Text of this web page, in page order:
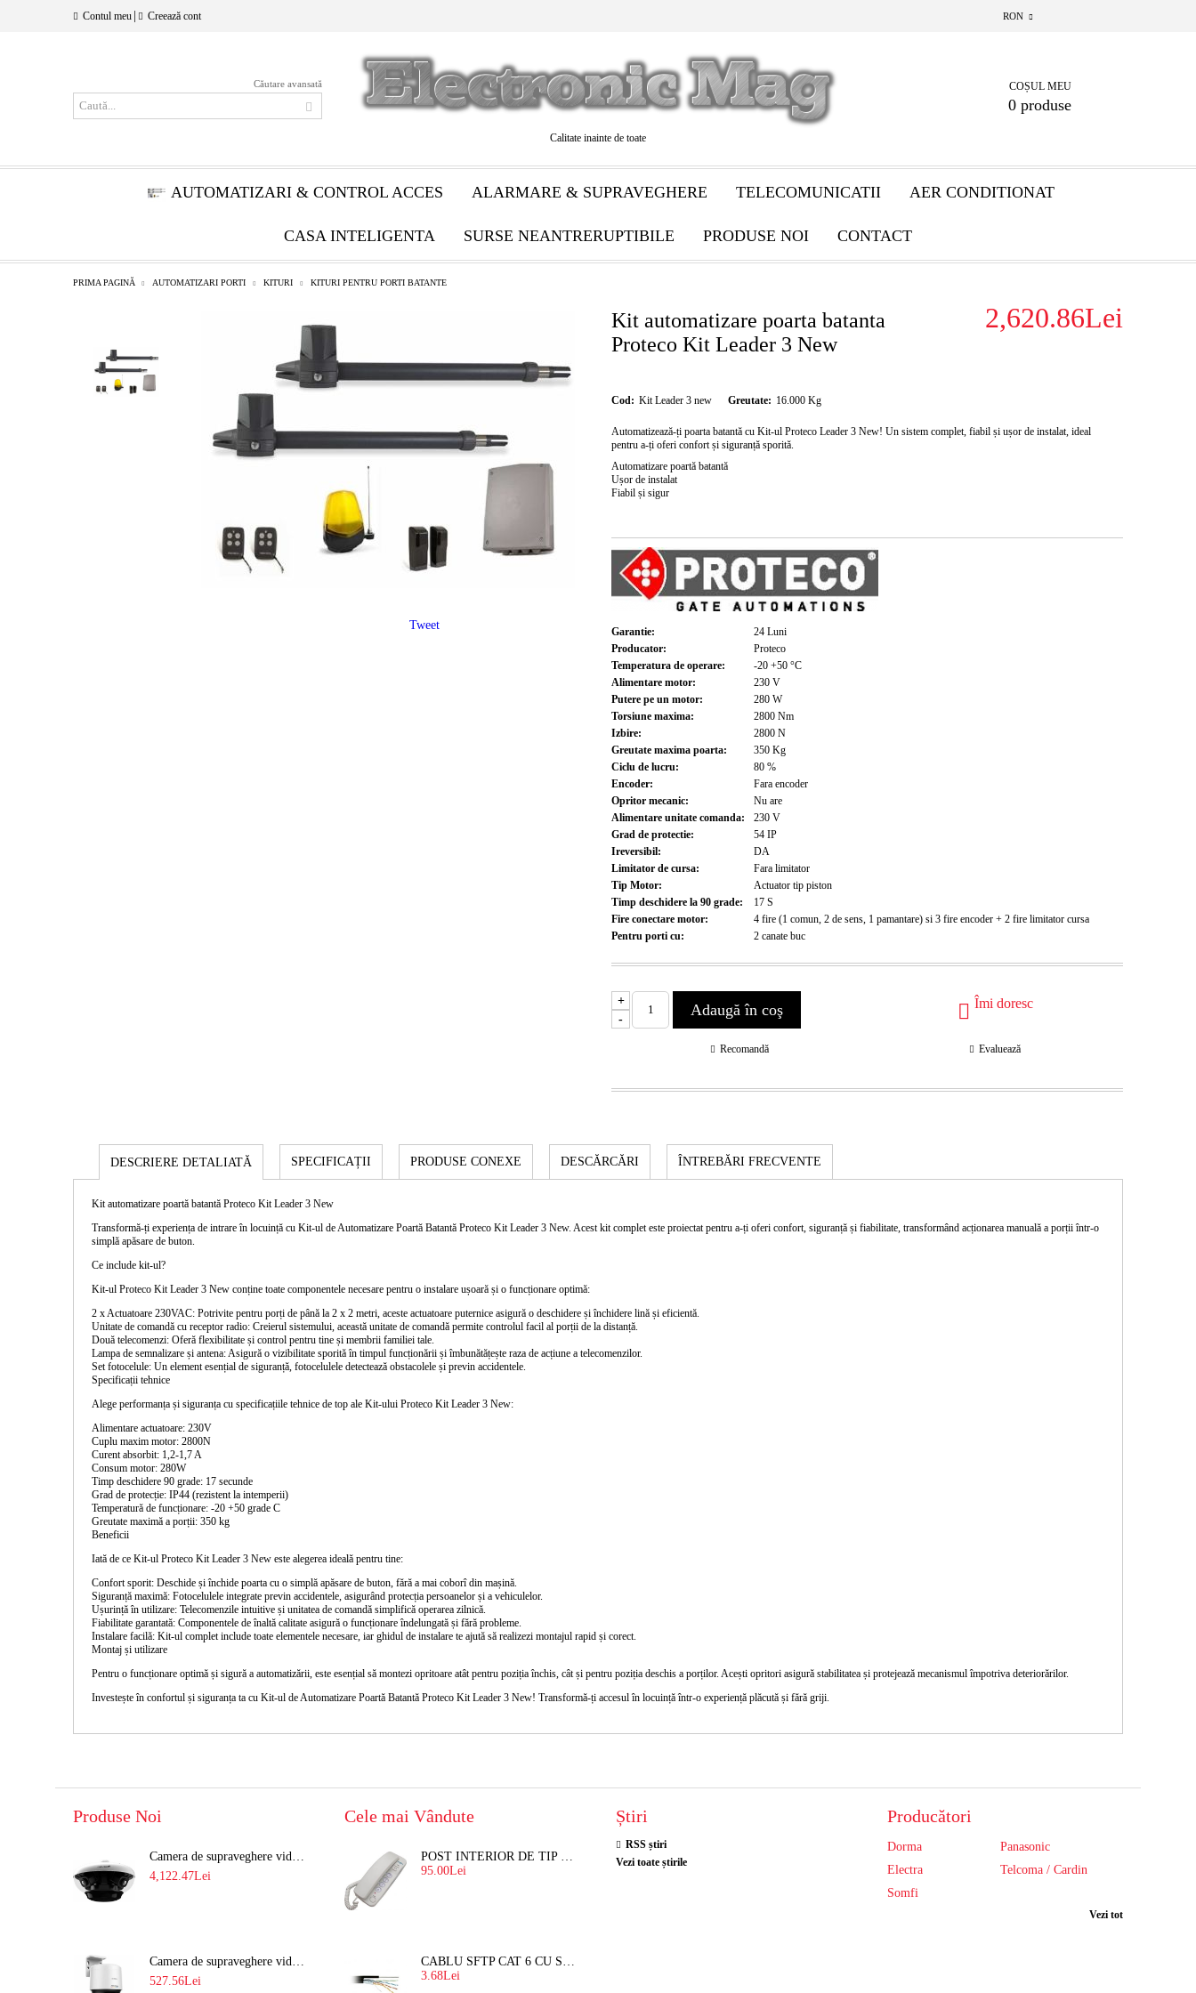
Contul meu Creează cont RON
Căutare avansată
Calitate inainte de toate
COȘUL MEU
0 produse
AUTOMATIZARI & CONTROL ACCES ALARMARE & SUPRAVEGHERE TELECOMUNICATII AER CONDITIONAT
CASA INTELIGENTA SURSE NEANTRERUPTIBILE PRODUSE NOI CONTACT
PRIMA PAGINĂ AUTOMATIZARI PORTI KITURI KITURI PENTRU PORTI BATANTE
Kit automatizare poarta batanta
Proteco Kit Leader 3 New
2,620.86Lei
Cod: Kit Leader 3 new Greutate: 16.000 Kg
Automatizează-ți poarta batantă cu Kit-ul Proteco Leader 3 New! Un sistem complet, fiabil și ușor de instalat, ideal
pentru a-ți oferi confort și siguranță sporită.
Automatizare poartă batantă
Ușor de instalat
Fiabil și sigur
Garantie: 24 Luni
Producator:
Proteco
Temperatura de operare:
-20 +50 °C
Alimentare motor:
230 V
Putere pe un motor:
280 W
Torsiune maxima:
2800 Nm
Izbire:
2800 N
Greutate maxima poarta:
350 Kg
Ciclu de lucru:
80 %
Encoder:
Fara encoder
Opritor mecanic:
Nu are
Alimentare unitate comanda:
230 V
Grad de protectie:
54 IP
Ireversibil:
DA
Limitator de cursa:
Fara limitator
Tip Motor:
Actuator tip piston
Timp deschidere la 90 grade:
17 S
Fire conectare motor:
4 fire (1 comun, 2 de sens, 1 pamantare) si 3 fire encoder + 2 fire limitator cursa
Pentru porti cu:
2 canate buc
+
-
Îmi doresc
Recomandă Evaluează
Tweet
DESCRIERE DETALIATĂ SPECIFICAȚII PRODUSE CONEXE DESCĂRCĂRI ÎNTREBĂRI FRECVENTE
Kit automatizare poartă batantă Proteco Kit Leader 3 New
Transformă-ți experiența de intrare în locuință cu Kit-ul de Automatizare Poartă Batantă Proteco Kit Leader 3 New. Acest kit complet este proiectat pentru a-ți oferi confort, siguranță și fiabilitate, transformând acționarea manuală a porții într-o
simplă apăsare de buton.
Ce include kit-ul?
Kit-ul Proteco Kit Leader 3 New conține toate componentele necesare pentru o instalare ușoară și o funcționare optimă:
2 x Actuatoare 230VAC: Potrivite pentru porți de până la 2 x 2 metri, aceste actuatoare puternice asigură o deschidere și închidere lină și eficientă.
Unitate de comandă cu receptor radio: Creierul sistemului, această unitate de comandă permite controlul facil al porții de la distanță.
Două telecomenzi: Oferă flexibilitate și control pentru tine și membrii familiei tale.
Lampa de semnalizare și antena:Asigură o vizibilitate sporită în timpul funcționării și îmbunătățește raza de acțiune a telecomenzilor.
Set fotocelule: Un element esențial de siguranță, fotocelulele detectează obstacolele și previn accidentele.
Specificații tehnice
Alege performanța și siguranța cu specificațiile tehnice de top ale Kit-ului Proteco Kit Leader 3 New:
Alimentare actuatoare: 230V
Cuplu maxim motor: 2800N
Curent absorbit: 1,2-1,7 A
Consum motor: 280W
Timp deschidere 90 grade: 17 secunde
Grad de protecție: IP44 (rezistent la intemperii)
Temperatură de funcționare: -20 +50 grade C
Greutate maximă a porții: 350 kg
Beneficii
Iată de ce Kit-ul Proteco Kit Leader 3 New este alegerea ideală pentru tine:
Confort sporit: Deschide și închide poarta cu o simplă apăsare de buton, fără a mai coborî din mașină.
Siguranță maximă: Fotocelulele integrate previn accidentele, asigurând protecția persoanelor și a vehiculelor.
Ușurință în utilizare: Telecomenzile intuitive și unitatea de comandă simplifică operarea zilnică.
Fiabilitate garantată: Componentele de înaltă calitate asigură o funcționare îndelungată și fără probleme.
Instalare facilă: Kit-ul complet include toate elementele necesare, iar ghidul de instalare te ajută să realizezi montajul rapid și corect.
Montaj și utilizare
Pentru o funcționare optimă și sigură a automatizării, este esențial să montezi opritoare atât pentru poziția închis, cât și pentru poziția deschis a porților. Acești opritori asigură stabilitatea și protejează mecanismul împotriva deteriorărilor.
Investește în confortul și siguranța ta cu Kit-ul de Automatizare Poartă Batantă Proteco Kit Leader 3 New! Transformă-ți accesul în locuință într-o experiență plăcută și fără griji.
Produse Noi
Camera de supraveghere video 8MP panoramica de exterior(4x2MP Stitched) Navaio NGC-7482PR
4,122.47Lei
Camera de supraveghere video IP PT 4MP cu lumina alba 30M si lentila fixa Hikvision DS-2DE2C400SCG-E F1
527.56Lei
Cele mai Vândute
POST INTERIOR DE TIP TELEFON RESEL, T8018 PENTRU INTERFON DE BLOC
95.00Lei
CABLU SFTP CAT 6 CU SUFA, DE EXTERIOR 8 FIRE X 0,56 MM
3.68Lei
Știri
RSS știri
Vezi toate știrile
Producători
Dorma
Panasonic
Electra
Telcoma / Cardin
Somfi
Vezi tot